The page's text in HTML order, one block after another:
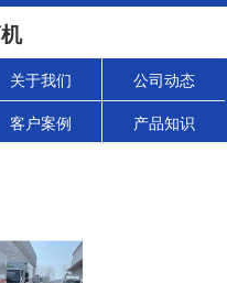
关于我们 公司动态
客户案例 产品知识